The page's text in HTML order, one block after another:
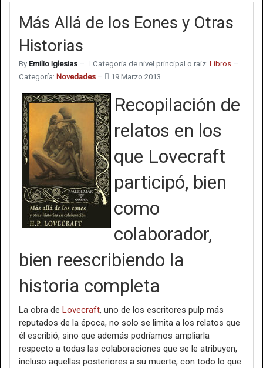
Más Allá de los Eones y Otras
Historias
By Emilio Iglesias Categoría de nivel principal o raíz: Libros
Categoría: Novedades 19 Marzo 2013
Recopilación de
relatos en los
que Lovecraft
participó, bien
como
colaborador,
bien reescribiendo la
historia completa
La obra de Lovecraft, uno de los escritores pulp más
reputados de la época, no solo se limita a los relatos que
él escribió, sino que además podríamos ampliarla
respecto a todas las colaboraciones que se le atribuyen,
incluso aquellas posteriores a su muerte, con todo lo que